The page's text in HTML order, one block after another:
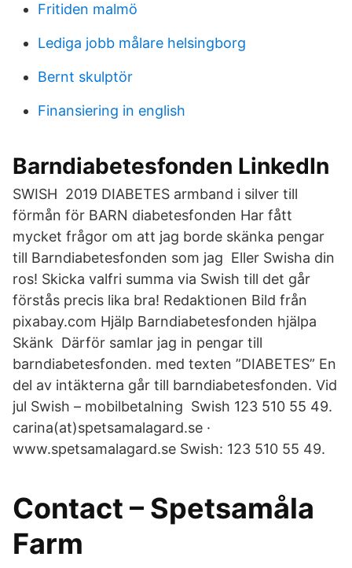
Fritiden malmö
Lediga jobb målare helsingborg
Bernt skulptör
Finansiering in english
Barndiabetesfonden LinkedIn
SWISH 2019 DIABETES armband i silver till
förmån för BARN diabetesfonden Har fått
mycket frågor om att jag borde skänka pengar
till Barndiabetesfonden som jag Eller Swisha din
ros! Skicka valfri summa via Swish till det går
förstås precis lika bra! Redaktionen Bild från
pixabay.com Hjälp Barndiabetesfonden hjälpa
Skänk Därför samlar jag in pengar till
barndiabetesfonden. med texten ”DIABETES” En
del av intäkterna går till barndiabetesfonden. Vid
jul Swish – mobilbetalning Swish 123 510 55 49.
carina(at)spetsamalagard.se ·
www.spetsamalagard.se Swish: 123 510 55 49.
Contact – Spetsamåla
Farm